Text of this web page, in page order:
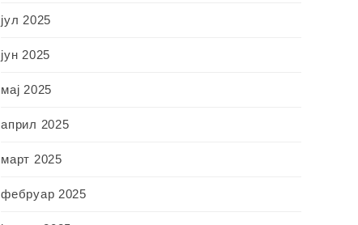
јул 2025
јун 2025
мај 2025
април 2025
март 2025
фебруар 2025